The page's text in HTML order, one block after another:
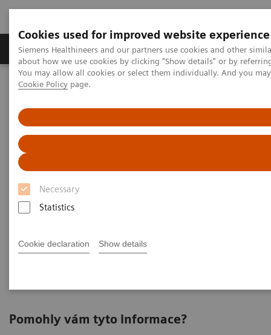
Cookies used for improved website experience
Siemens Healthineers and our partners use cookies and other
about how we use cookies by clicking "Show details" or by
You may allow all cookies or select them individually. And you
Cookie Policy page.
Necessary
Statistics
Cookie declaration Show details
Zobrazovací technika Laboratorní diagnostika
Home Zobrazovací technika
Clinical Workflows
True2scale1full body standing
True2scale
2022-03-01
True2scale full body standing
Pomohly vám tyto informace?